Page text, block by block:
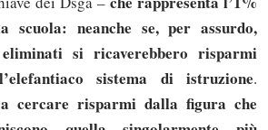
scuola: neanche se, per assurdo,
si ricaverebbero risparmi
sistema di istruzione.
cercare risparmi dalla figura che